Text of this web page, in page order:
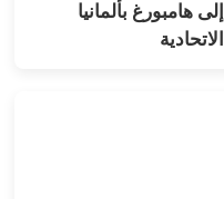
إلى هامبورغ بألمانيا
الاتحادية